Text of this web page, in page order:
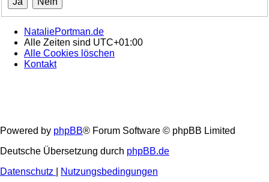
NataliePortman.de
Alle Zeiten sind UTC+01:00
Alle Cookies löschen
Kontakt
Powered by phpBB® Forum Software © phpBB Limited
Deutsche Übersetzung durch phpBB.de
Datenschutz
Nutzungsbedingungen